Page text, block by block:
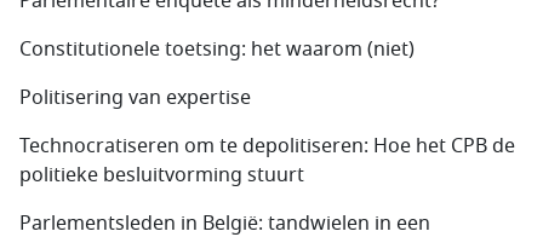
Constitutionele toetsing: het waarom (niet)
Politisering van expertise
Technocratiseren om te depolitiseren: Hoe het CPB de
politieke besluitvorming stuurt
Parlementsleden in België: tandwielen in een